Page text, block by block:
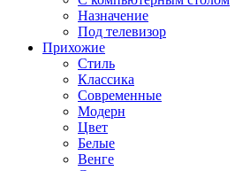
Назначение
Под телевизор
Прихожие
Стиль
Классика
Современные
Модерн
Цвет
Белые
Венге